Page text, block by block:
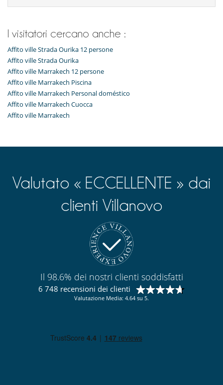
I visitatori cercano anche :
Affito ville Strada Ourika 12 persone
Affito ville Strada Ourika
Affito ville Marrakech 12 persone
Affito ville Marrakech Piscina
Affito ville Marrakech Personal doméstico
Affito ville Marrakech Cuocca
Affito ville Marrakech
Valutato « ECCELLENTE » dai
clienti Villanovo
Il 98.6% dei nostri clienti soddisfatti
6 748 recensioni dei clienti
Valutazione Media: 4.64 su 5.